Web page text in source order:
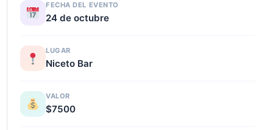
FECHA DEL EVENTO
24 de octubre
LUGAR
Niceto Bar
VALOR
$7500